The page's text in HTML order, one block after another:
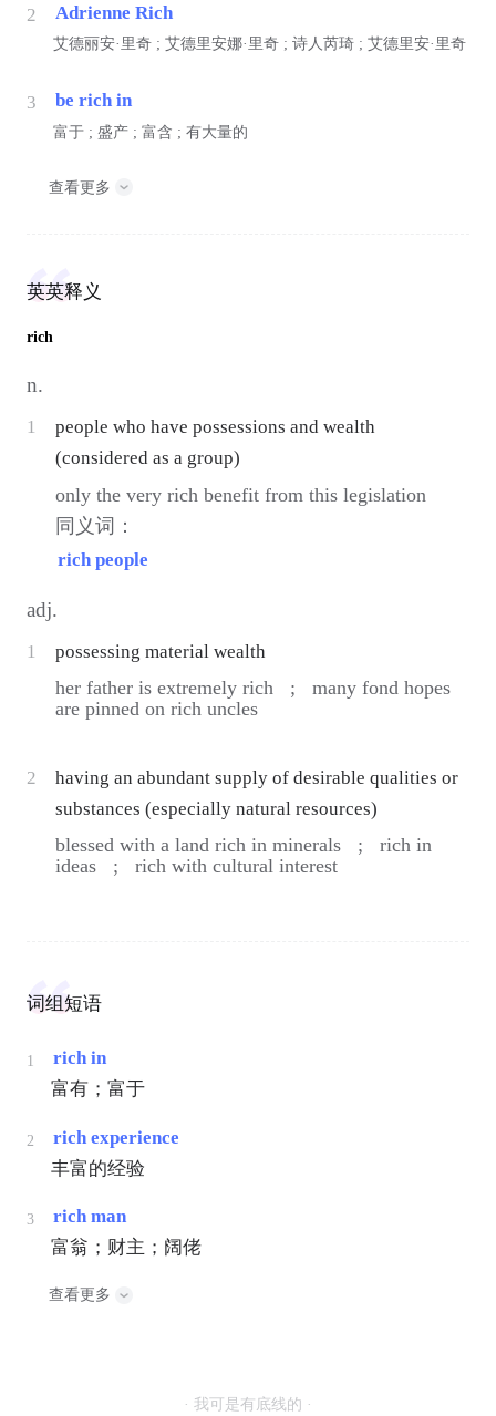
2 Adrienne Rich
艾德丽安·里奇 ; 艾德里安娜·里奇 ; 诗人芮琦 ; 艾德里安·里奇
3 be rich in
富于 ; 盛产 ; 富含 ; 有大量的
查看更多
英英释义
rich
n.
1
people who have possessions and wealth
(considered as a group)
only the very rich benefit from this legislation
同义词：
rich people
adj.
1 possessing material wealth
her father is extremely rich ;
many fond hopes
are pinned on rich uncles
2
having an abundant supply of desirable qualities or
substances (especially natural resources)
blessed with a land rich in minerals ;
rich in
ideas ;
rich with cultural interest
词组短语
1
rich in
富有；富于
2
rich experience
丰富的经验
3
rich man
富翁；财主；阔佬
查看更多
· 我可是有底线的 ·